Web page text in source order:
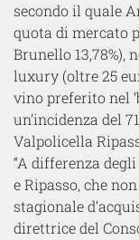
secondo il quale
quota di mercato
Brunello
luxury (oltre 25
vino preferito nel
un’incidenza del
Valpolicella
“A differenza
e Ripasso, che
stagionale
direttrice del